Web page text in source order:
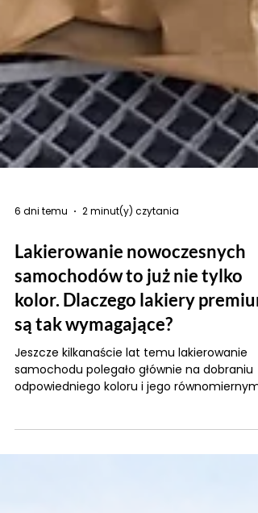
6 dni temu 2 minut(y) czytania
Lakierowanie nowoczesnych
samochodów to już nie tylko
kolor. Dlaczego lakiery
są tak wymagające?
odpowiedniego koloru i jego równomiernym